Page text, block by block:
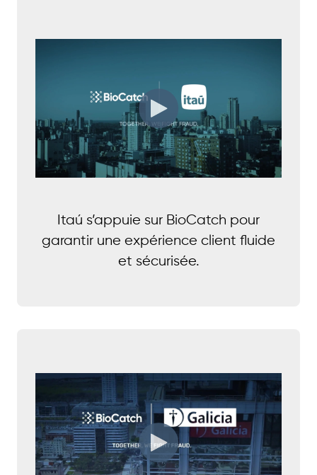
Itaú s’appuie sur BioCatch pour
garantir une expérience client fluide
et sécurisée.